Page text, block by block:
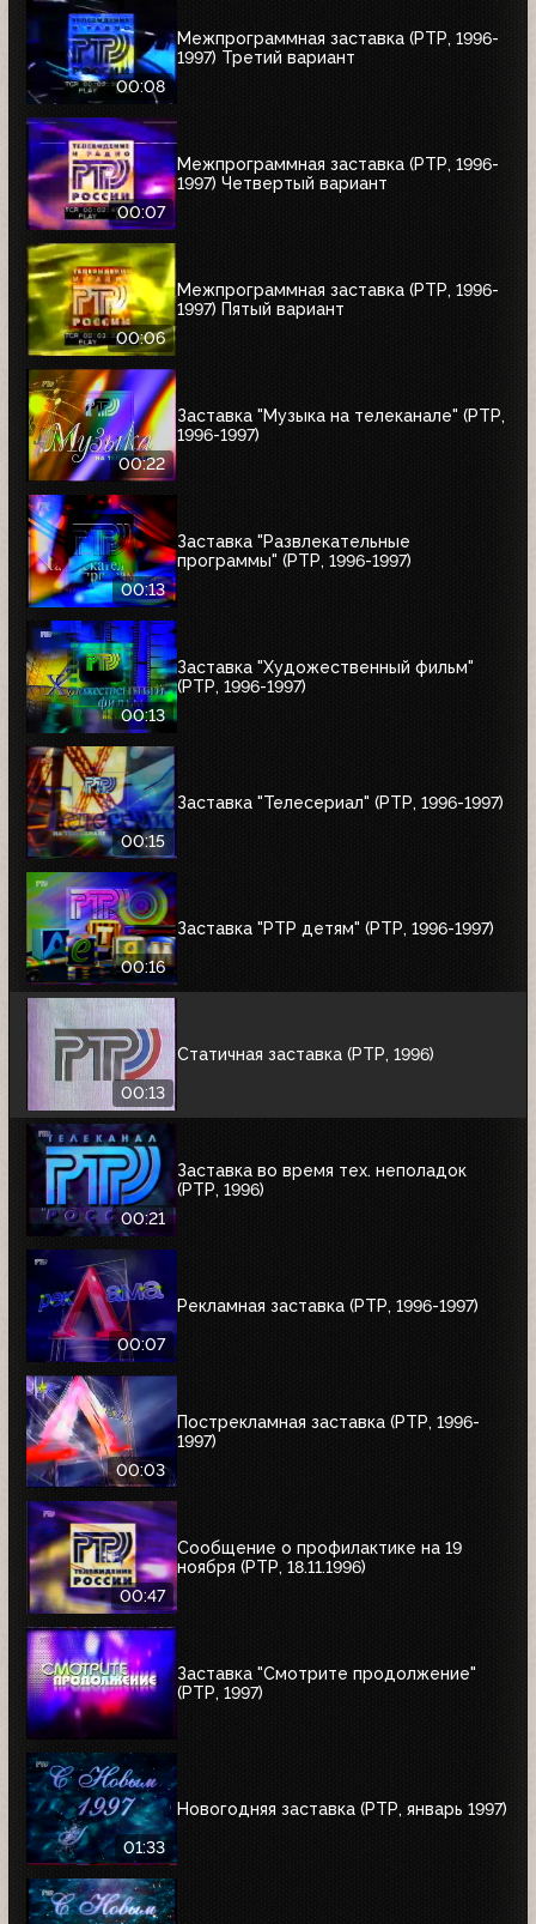
00:08
Межпрограммная заставка (РТР, 1996-
1997) Третий вариант
00:07
Межпрограммная заставка (РТР, 1996-
1997) Четвертый вариант
00:06
Межпрограммная заставка (РТР, 1996-
1997) Пятый вариант
00:22
Заставка "Музыка на телеканале" (РТР,
1996-1997)
00:13
Заставка "Развлекательные
программы" (РТР, 1996-1997)
00:13
Заставка "Художественный фильм"
(РТР, 1996-1997)
00:15
Заставка "Телесериал" (РТР, 1996-1997)
00:16
Заставка "РТР детям" (РТР, 1996-1997)
00:13
Статичная заставка (РТР, 1996)
00:21
Заставка во время тех. неполадок
(РТР, 1996)
00:07
Рекламная заставка (РТР, 1996-1997)
00:03
Пострекламная заставка (РТР, 1996-
1997)
00:47
Сообщение о профилактике на 19
ноября (РТР, 18.11.1996)
Заставка "Смотрите продолжение"
(РТР, 1997)
01:33
Новогодняя заставка (РТР, январь 1997)